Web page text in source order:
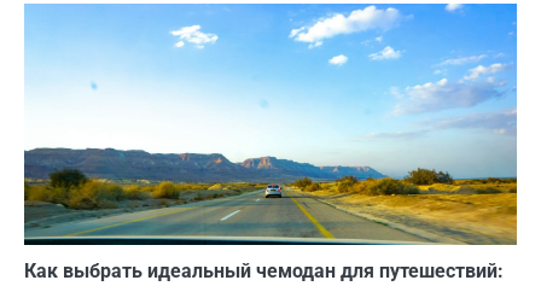
Как выбрать идеальный чемодан для путешествий: